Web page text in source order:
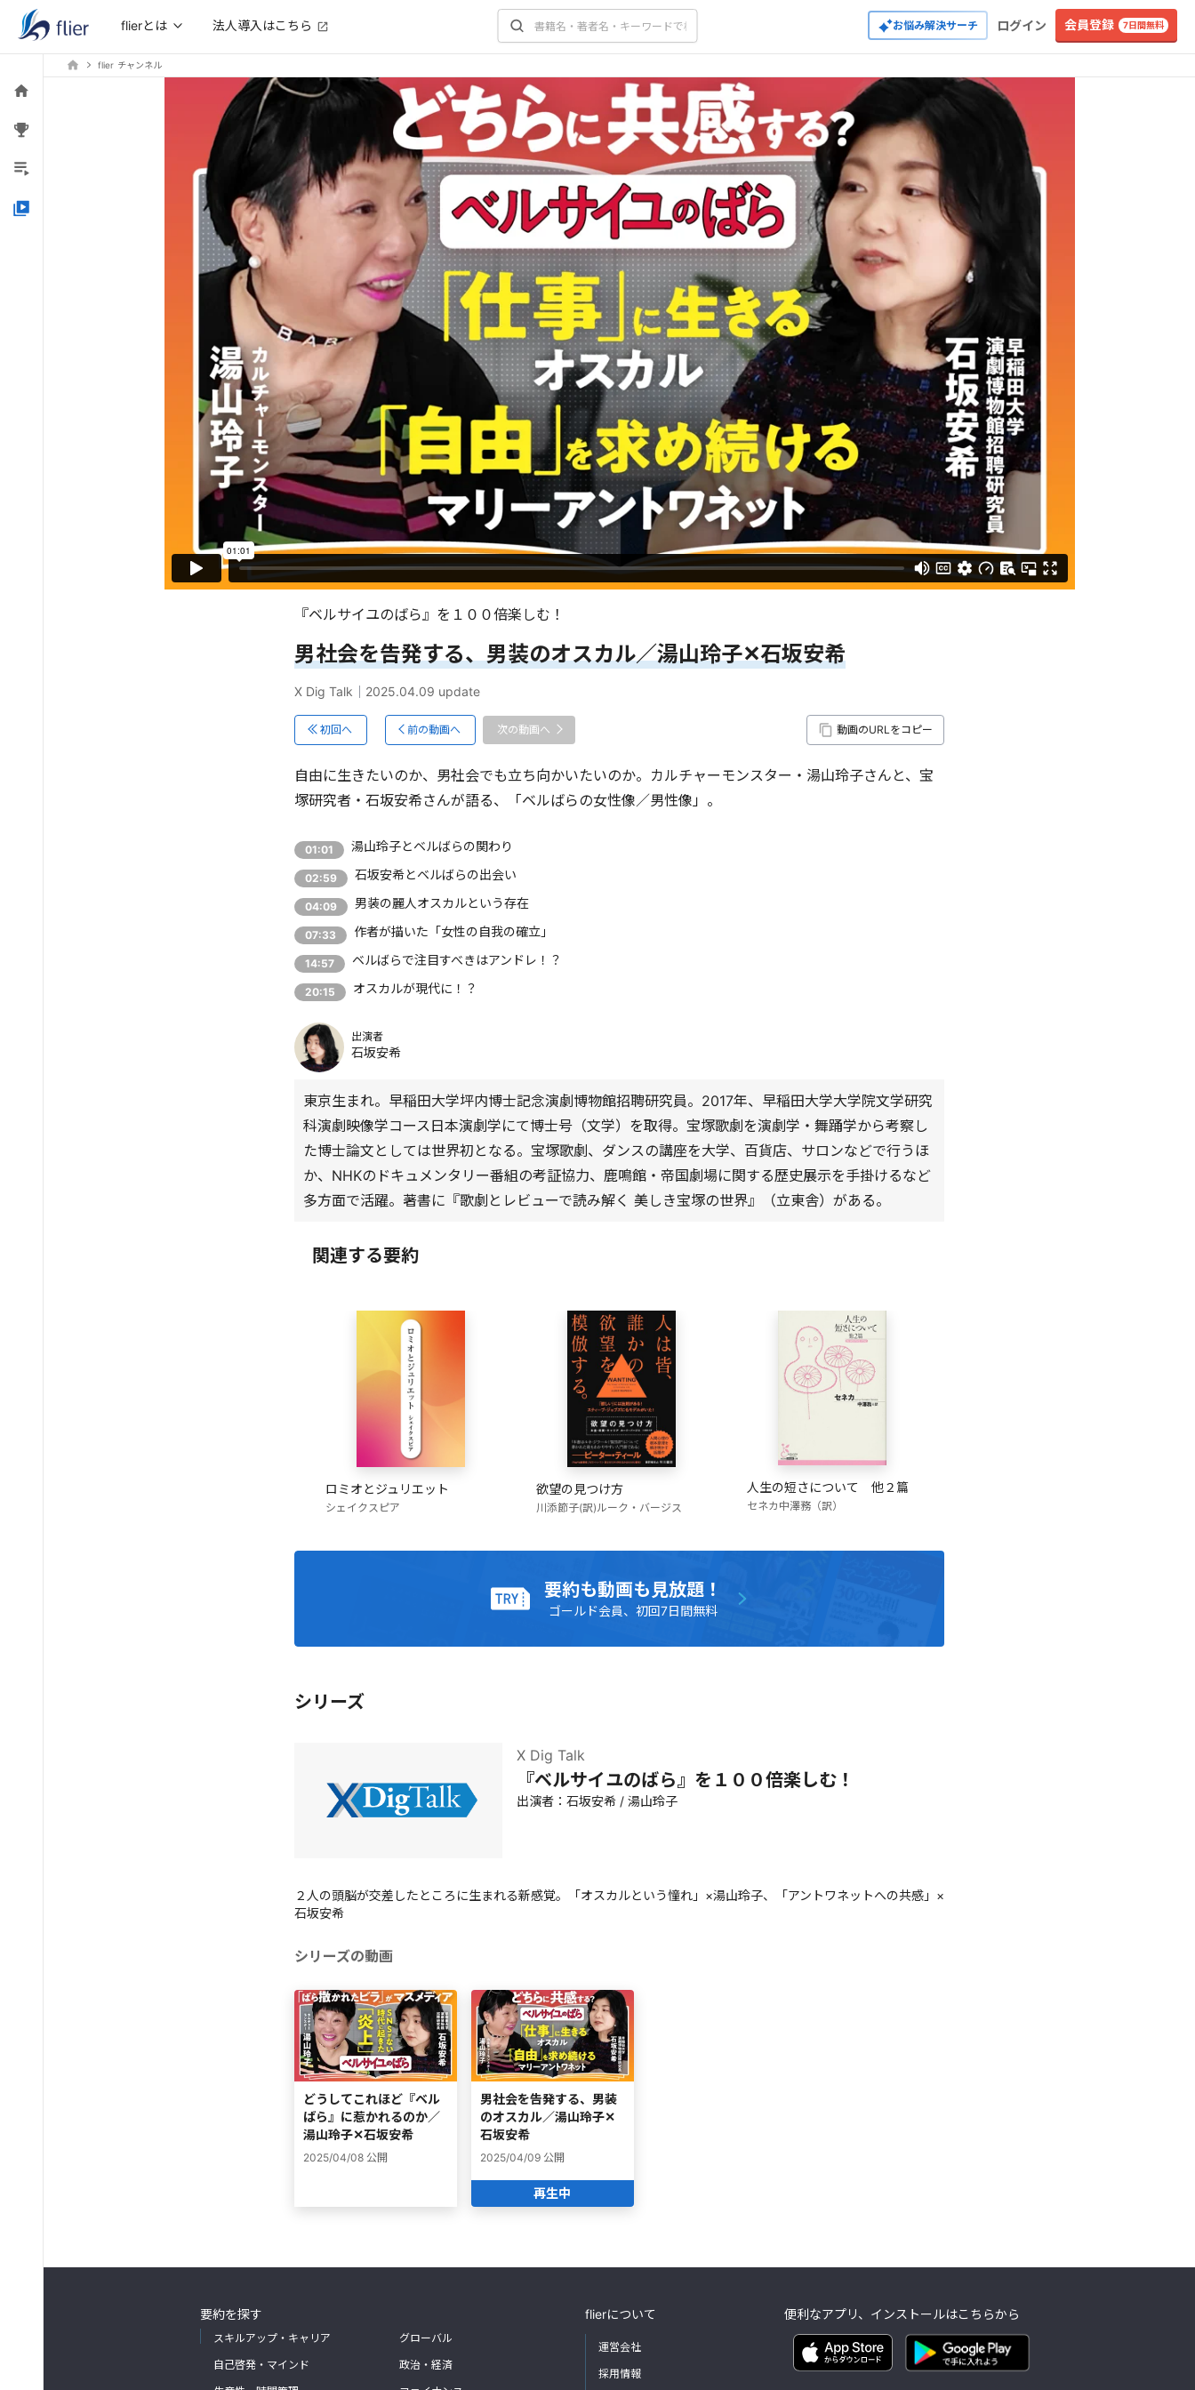
flierとは 法人導入はこちら お悩み解決サーチ ログイン 会員登録 7日間無料
flier チャンネル
『ベルサイユのばら』を１００倍楽しむ！
男社会を告発する、男装のオスカル／湯山玲子✕石坂安希
X Dig Talk 2025.04.09 update
初回へ 前の動画へ 次の動画へ 動画のURLをコピー
自由に生きたいのか、男社会でも立ち向かいたいのか。カルチャーモンスター・湯山玲子さんと、宝
塚研究者・石坂安希さんが語る、「ベルばらの女性像／男性像」。
01:01 湯山玲子とベルばらの関わり
02:59 石坂安希とベルばらの出会い
04:09 男装の麗人オスカルという存在
07:33 作者が描いた「女性の自我の確立」
14:57 ベルばらで注目すべきはアンドレ！？
20:15 オスカルが現代に！？
出演者
石坂安希
東京生まれ。早稲田大学坪内博士記念演劇博物館招聘研究員。2017年、早稲田大学大学院文学研究
科演劇映像学コース日本演劇学にて博士号（文学）を取得。宝塚歌劇を演劇学・舞踊学から考察し
た博士論文としては世界初となる。宝塚歌劇、ダンスの講座を大学、百貨店、サロンなどで行うほ
か、NHKのドキュメンタリー番組の考証協力、鹿鳴館・帝国劇場に関する歴史展示を手掛けるなど
多方面で活躍。著書に『歌劇とレビューで読み解く 美しき宝塚の世界』（立東舎）がある。
関連する要約
ロミオとジュリエット
シェイクスピア
欲望の見つけ方
川添節子(訳)ルーク・バージス
人生の短さについて 他２篇
セネカ 中澤務（訳）
要約も動画も見放題！
ゴールド会員、初回7日間無料
シリーズ
X Dig Talk
『ベルサイユのばら』を１００倍楽しむ！
出演者： 石坂安希 / 湯山玲子
２人の頭脳が交差したところに生まれる新感覚。「オスカルという憧れ」×湯山玲子、「アントワネットへの共感」×
石坂安希
シリーズの動画
どうしてこれほど『ベル
ばら』に惹かれるのか／
湯山玲子✕石坂安希
2025/04/08 公開
男社会を告発する、男装
のオスカル／湯山玲子✕
石坂安希
2025/04/09 公開
再生中
要約を探す
スキルアップ・キャリア
自己啓発・マインド
グローバル
政治・経済
flierについて
運営会社
採用情報
便利なアプリ、インストールはこちらから